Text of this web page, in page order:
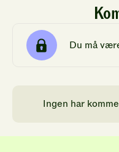
Du må
Ingen har